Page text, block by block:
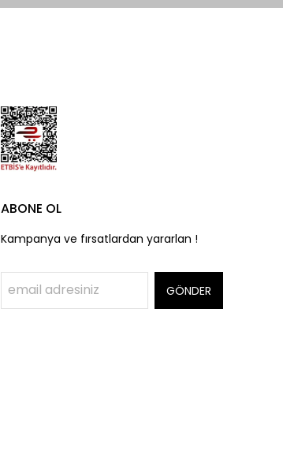
ABONE OL
Kampanya ve fırsatlardan yararlan !
GÖNDER